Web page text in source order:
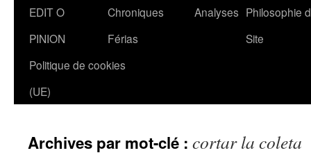
Aller
contenu
EDIT O
PINION
Chroniques
Férias
Analyses Philosophie
Site
Politique de cookies
(UE)
Archives par mot-clé : cortar la coleta